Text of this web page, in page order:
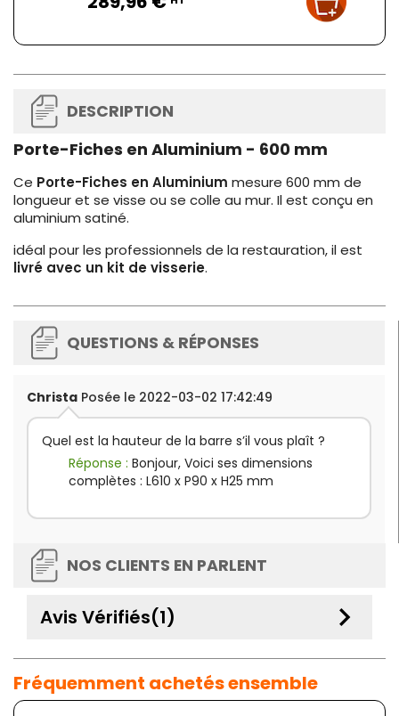
DESCRIPTION
Porte-Fiches en Aluminium - 600 mm
Ce Porte-Fiches en Aluminium mesure 600 mm de
longueur et se visse ou se colle au mur. Il est conçu en
aluminium satiné.
idéal pour les professionnels de la restauration, il est
livré avec un kit de visserie.
QUESTIONS & RÉPONSES
Christa Posée le 2022-03-02 17:42:49
Quel est la hauteur de la barre s’il vous plaît ?
Réponse : Bonjour, Voici ses dimensions
complètes : L610 x P90 x H25 mm
NOS CLIENTS EN PARLENT
Avis Vérifiés(1) keyboard_arrow_down
Fréquemment achetés ensemble